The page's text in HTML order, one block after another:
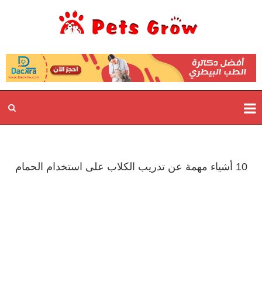
10 أشياء مهمة عن تدريب الكلاب على استخدام الحمام